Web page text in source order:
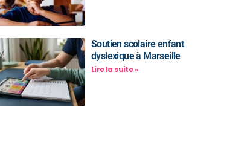
Soutien scolaire enfant
dyslexique à Marseille
Lire la suite »